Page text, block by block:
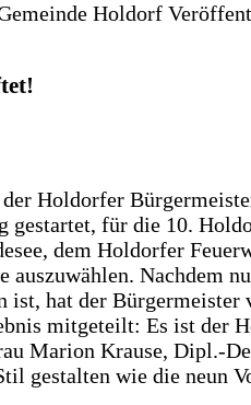
Holdorf
Holdorfer
für die 10.
dem Holdorfer
auszuwählen. Nachdem
ist, hat der Bürgermeister
mitgeteilt: Es ist der
Marion Krause, Dipl.-
gestalten wie die neun